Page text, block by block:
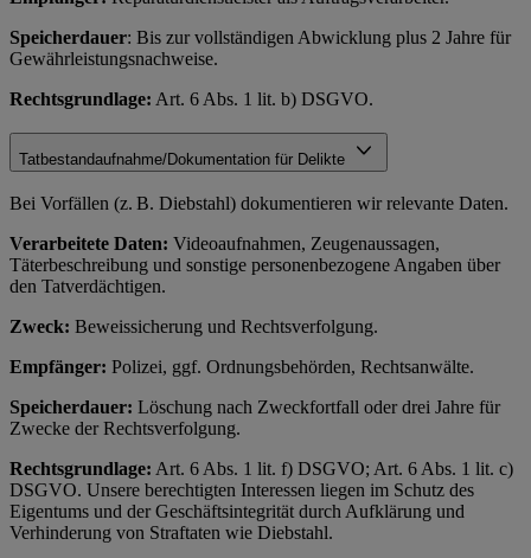
Speicherdauer: Bis zur vollständigen Abwicklung plus 2 Jahre für
Gewährleistungsnachweise.
Rechtsgrundlage: Art. 6 Abs. 1 lit. b) DSGVO.
Tatbestandaufnahme/Dokumentation für Delikte
Bei Vorfällen (z. B. Diebstahl) dokumentieren wir relevante Daten.
Verarbeitete Daten: Videoaufnahmen, Zeugenaussagen,
Täterbeschreibung und sonstige personenbezogene Angaben über
den Tatverdächtigen.
Zweck: Beweissicherung und Rechtsverfolgung.
Empfänger: Polizei, ggf. Ordnungsbehörden, Rechtsanwälte.
Speicherdauer: Löschung nach Zweckfortfall oder drei Jahre für
Zwecke der Rechtsverfolgung.
Rechtsgrundlage: Art. 6 Abs. 1 lit. f) DSGVO; Art. 6 Abs. 1 lit. c)
DSGVO. Unsere berechtigten Interessen liegen im Schutz des
Eigentums und der Geschäftsintegrität durch Aufklärung und
Verhinderung von Straftaten wie Diebstahl.